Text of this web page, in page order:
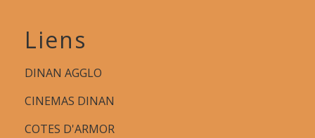
Liens
DINAN AGGLO
CINEMAS DINAN
COTES D'ARMOR